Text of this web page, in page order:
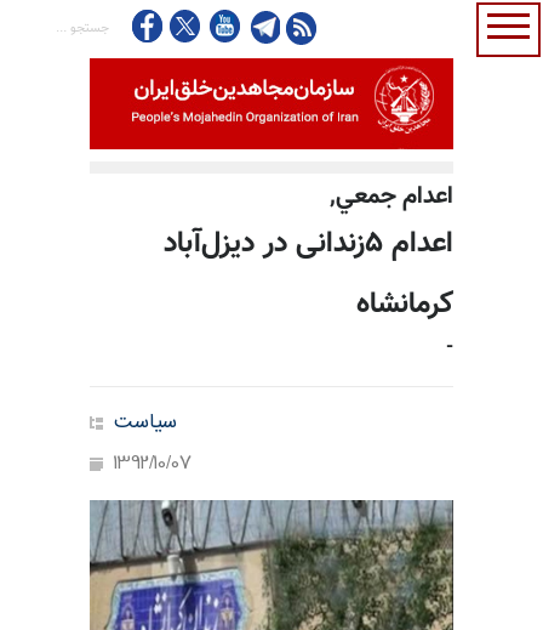
اعدام جمعي,
اعدام ۵زندانی در دیزل‌آباد
کرمانشاه
-
سیاست
1392/10/07